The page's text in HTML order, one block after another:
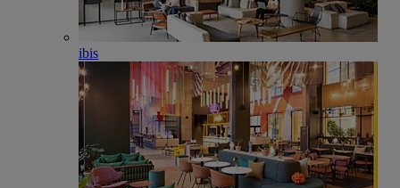
ibis